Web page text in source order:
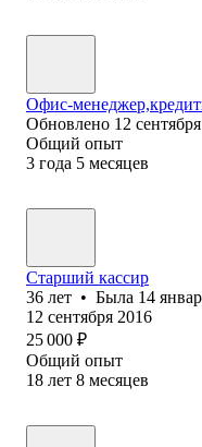
Офис-
Обновлено 12
Общий опыт
3 года 5 месяцев
Старший кассир
36 лет • Была 14
12 сентября 2016
25 000 ₽
Общий опыт
18 лет 8 месяцев